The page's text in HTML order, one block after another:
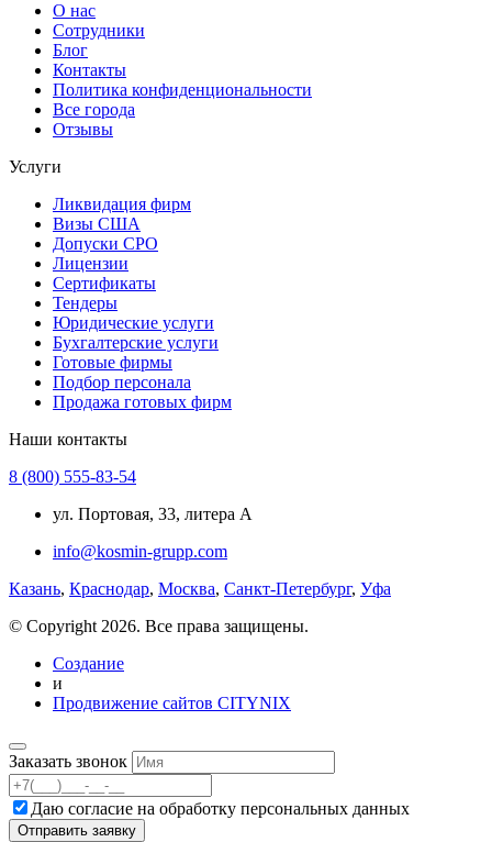
О нас
Сотрудники
Блог
Контакты
Политика конфиденциональности
Все города
Отзывы
Услуги
Ликвидация фирм
Визы США
Допуски СРО
Лицензии
Сертификаты
Тендеры
Юридические услуги
Бухгалтерские услуги
Готовые фирмы
Подбор персонала
Продажа готовых фирм
Наши контакты
8 (800) 555-83-54
ул. Портовая, 33, литера А
info@kosmin-grupp.com
Казань, Краснодар, Москва, Санкт-Петербург, Уфа
© Copyright 2026. Все права защищены.
Создание
и
Продвижение сайтов CITYNIX
Заказать звонок
Даю согласие на обработку персональных данных